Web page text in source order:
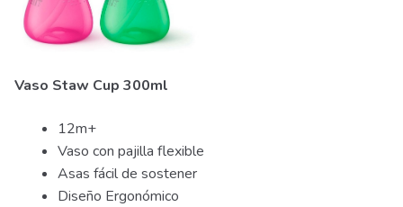
Vaso Staw Cup 300ml
12m+
Vaso con pajilla flexible
Asas fácil de sostener
Diseño Ergonómico